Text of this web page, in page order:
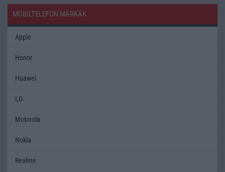
MOBILTELEFON MÁRKÁK
Apple
Honor
Huawei
LG
Motorola
Nokia
Realme